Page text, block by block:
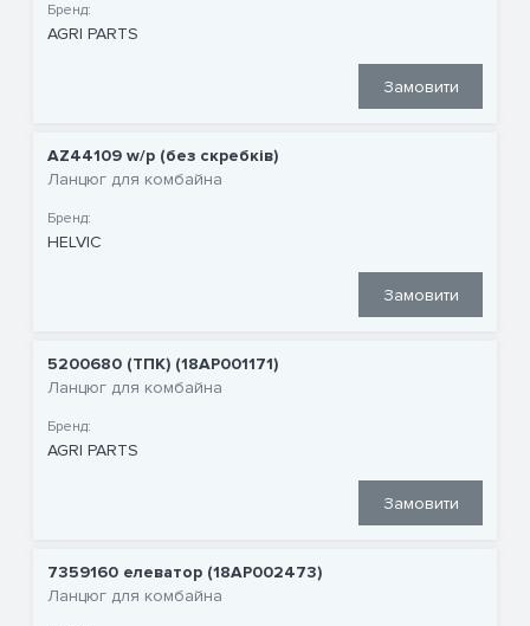
Бренд:
AGRI PARTS
Замовити
AZ44109 w/p (без скребків)
Ланцюг для комбайна
Бренд:
HELVIC
Замовити
5200680 (ТПК) (18AP001171)
Ланцюг для комбайна
Бренд:
AGRI PARTS
Замовити
7359160 елеватор (18AP002473)
Ланцюг для комбайна